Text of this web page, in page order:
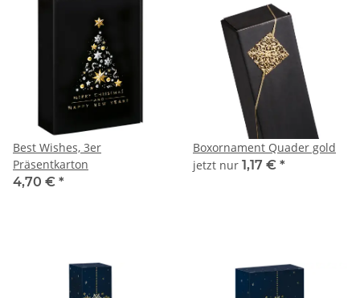
Best Wishes, 3er
Präsentkarton
4,70 € *
Boxornament Quader gold
jetzt nur 1,17 € *